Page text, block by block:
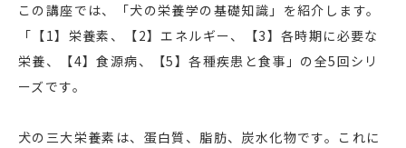
この講座では、「犬の栄養学の基礎知識」を紹介します。
「【1】栄養素、【2】エネルギー、【3】各時期に必要な
栄養、【4】食源病、【5】各種疾患と食事」の全5回シリ
ーズです。
犬の三大栄養素は、蛋白質、脂肪、炭水化物です。これに